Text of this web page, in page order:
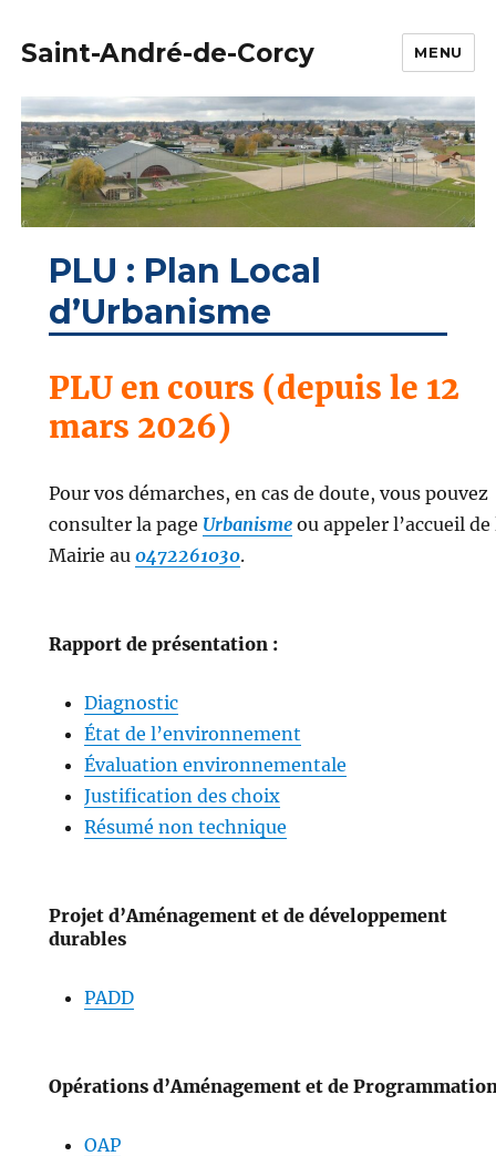
Saint-André-de-Corcy MENU
PLU : Plan Local
d’Urbanisme
PLU en cours (depuis le 12
mars 2026)
Pour vos démarches, en cas de doute, vous pouvez
consulter la page Urbanismeou appeler l’accueil de
Mairie au 0472261030.
Rapport de présentation :
Diagnostic
État de l’environnement
Évaluation environnementale
Justification des choix
Résumé non technique
Projet d’Aménagement et de développement
durables
PADD
Opérations d’Aménagement et de
OAP